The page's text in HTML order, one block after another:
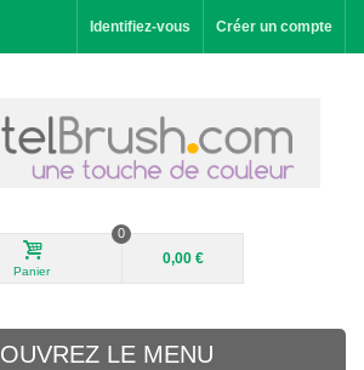
Identifiez-vous Créer un compte
Panier
0
0,00 €
OUVREZ LE MENU